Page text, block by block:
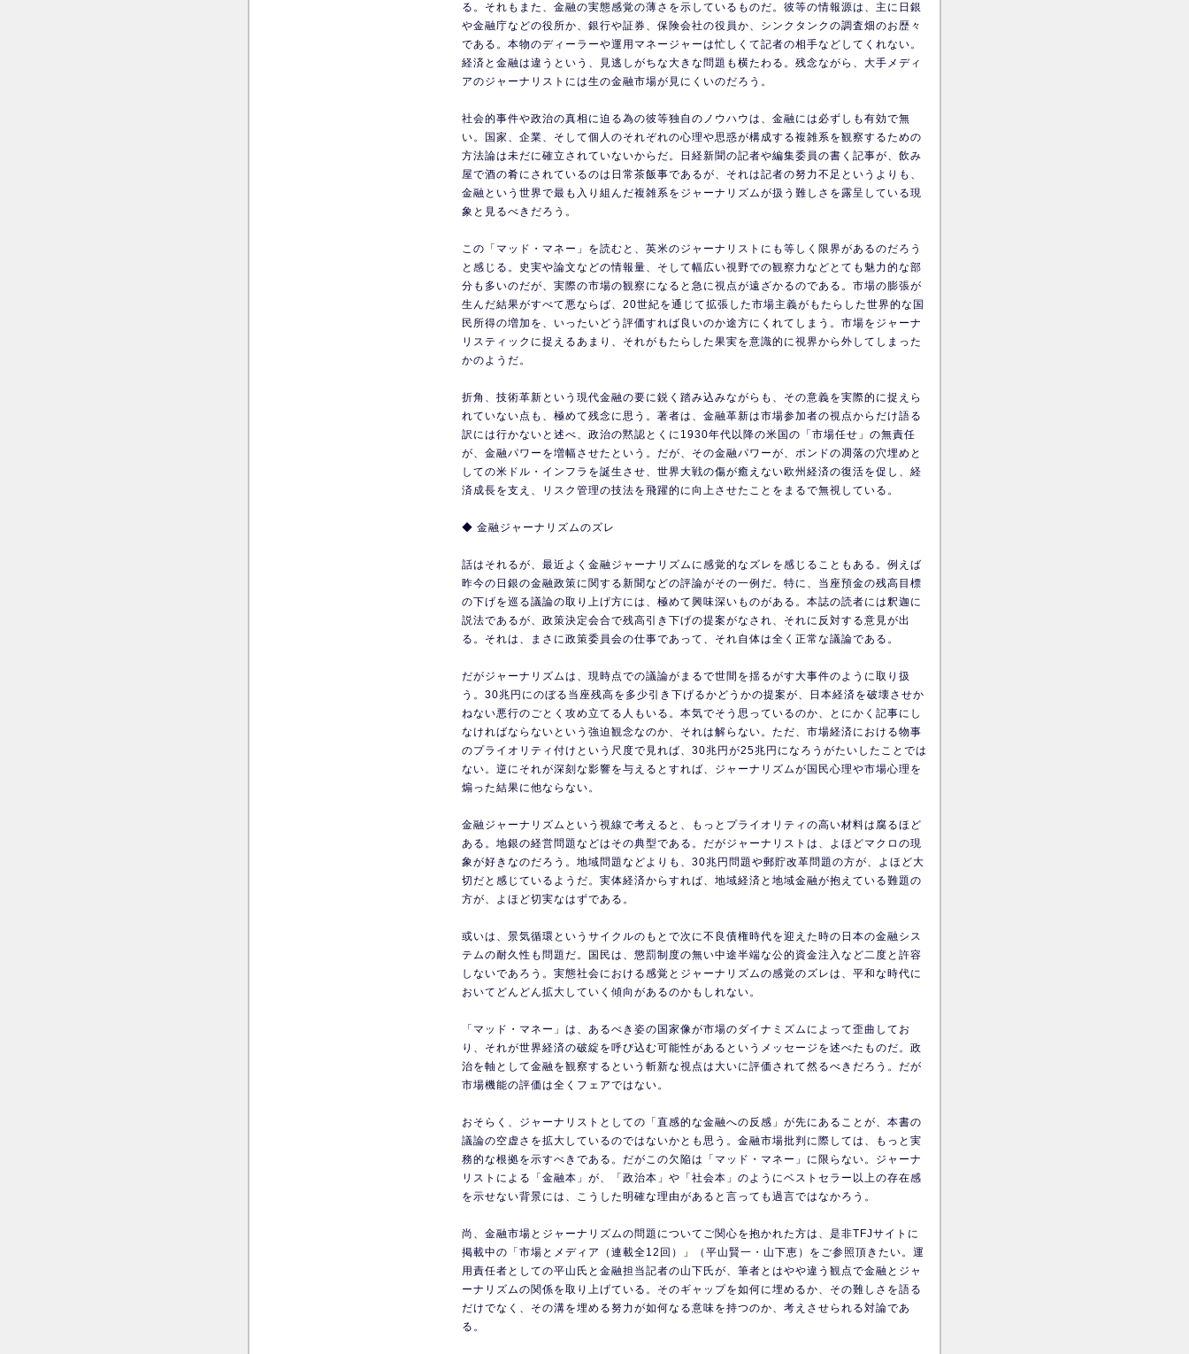
る。それもまた、金融の実態感覚の薄さを示しているものだ。彼等の情報源は、主に日銀
や金融庁などの役所か、銀行や証券、保険会社の役員か、シンクタンクの調査畑のお歴々
である。本物のディーラーや運用マネージャーは忙しくて記者の相手などしてくれない。
経済と金融は違うという、見逃しがちな大きな問題も横たわる。残念ながら、大手メディ
アのジャーナリストには生の金融市場が見にくいのだろう。
社会的事件や政治の真相に迫る為の彼等独自のノウハウは、金融には必ずしも有効で無
い。国家、企業、そして個人のそれぞれの心理や思惑が構成する複雑系を観察するための
方法論は未だに確立されていないからだ。日経新聞の記者や編集委員の書く記事が、飲み
屋で酒の肴にされているのは日常茶飯事であるが、それは記者の努力不足というよりも、
金融という世界で最も入り組んだ複雑系をジャーナリズムが扱う難しさを露呈している現
象と見るべきだろう。
この「マッド・マネー」を読むと、英米のジャーナリストにも等しく限界があるのだろう
と感じる。史実や論文などの情報量、そして幅広い視野での観察力などとても魅力的な部
分も多いのだが、実際の市場の観察になると急に視点が遠ざかるのである。市場の膨張が
生んだ結果がすべて悪ならば、20世紀を通じて拡張した市場主義がもたらした世界的な国
民所得の増加を、いったいどう評価すれば良いのか途方にくれてしまう。市場をジャーナ
リスティックに捉えるあまり、それがもたらした果実を意識的に視界から外してしまった
かのようだ。
折角、技術革新という現代金融の要に鋭く踏み込みながらも、その意義を実際的に捉えら
れていない点も、極めて残念に思う。著者は、金融革新は市場参加者の視点からだけ語る
訳には行かないと述べ、政治の黙認とくに1930年代以降の米国の「市場任せ」の無責任
が、金融パワーを増幅させたという。だが、その金融パワーが、ポンドの凋落の穴埋めと
しての米ドル・インフラを誕生させ、世界大戦の傷が癒えない欧州経済の復活を促し、経
済成長を支え、リスク管理の技法を飛躍的に向上させたことをまるで無視している。
◆ 金融ジャーナリズムのズレ
話はそれるが、最近よく金融ジャーナリズムに感覚的なズレを感じることもある。例えば
昨今の日銀の金融政策に関する新聞などの評論がその一例だ。特に、当座預金の残高目標
の下げを巡る議論の取り上げ方には、極めて興味深いものがある。本誌の読者には釈迦に
説法であるが、政策決定会合で残高引き下げの提案がなされ、それに反対する意見が出
る。それは、まさに政策委員会の仕事であって、それ自体は全く正常な議論である。
だがジャーナリズムは、現時点での議論がまるで世間を揺るがす大事件のように取り扱
う。30兆円にのぼる当座残高を多少引き下げるかどうかの提案が、日本経済を破壊させか
ねない悪行のごとく攻め立てる人もいる。本気でそう思っているのか、とにかく記事にし
なければならないという強迫観念なのか、それは解らない。ただ、市場経済における物事
のプライオリティ付けという尺度で見れば、30兆円が25兆円になろうがたいしたことでは
ない。逆にそれが深刻な影響を与えるとすれば、ジャーナリズムが国民心理や市場心理を
煽った結果に他ならない。
金融ジャーナリズムという視線で考えると、もっとプライオリティの高い材料は腐るほど
ある。地銀の経営問題などはその典型である。だがジャーナリストは、よほどマクロの現
象が好きなのだろう。地域問題などよりも、30兆円問題や郵貯改革問題の方が、よほど大
切だと感じているようだ。実体経済からすれば、地域経済と地域金融が抱えている難題の
方が、よほど切実なはずである。
或いは、景気循環というサイクルのもとで次に不良債権時代を迎えた時の日本の金融シス
テムの耐久性も問題だ。国民は、懲罰制度の無い中途半端な公的資金注入など二度と許容
しないであろう。実態社会における感覚とジャーナリズムの感覚のズレは、平和な時代に
おいてどんどん拡大していく傾向があるのかもしれない。
「マッド・マネー」は、あるべき姿の国家像が市場のダイナミズムによって歪曲してお
り、それが世界経済の破綻を呼び込む可能性があるというメッセージを述べたものだ。政
治を軸として金融を観察するという斬新な視点は大いに評価されて然るべきだろう。だが
市場機能の評価は全くフェアではない。
おそらく、ジャーナリストとしての「直感的な金融への反感」が先にあることが、本書の
議論の空虚さを拡大しているのではないかとも思う。金融市場批判に際しては、もっと実
務的な根拠を示すべきである。だがこの欠陥は「マッド・マネー」に限らない。ジャーナ
リストによる「金融本」が、「政治本」や「社会本」のようにベストセラー以上の存在感
を示せない背景には、こうした明確な理由があると言っても過言ではなかろう。
尚、金融市場とジャーナリズムの問題についてご関心を抱かれた方は、是非TFJサイトに
掲載中の「市場とメディア（連載全12回）」（平山賢一・山下恵）をご参照頂きたい。運
用責任者としての平山氏と金融担当記者の山下氏が、筆者とはやや違う観点で金融とジャ
ーナリズムの関係を取り上げている。そのギャップを如何に埋めるか、その難しさを語る
だけでなく、その溝を埋める努力が如何なる意味を持つのか、考えさせられる対論であ
る。